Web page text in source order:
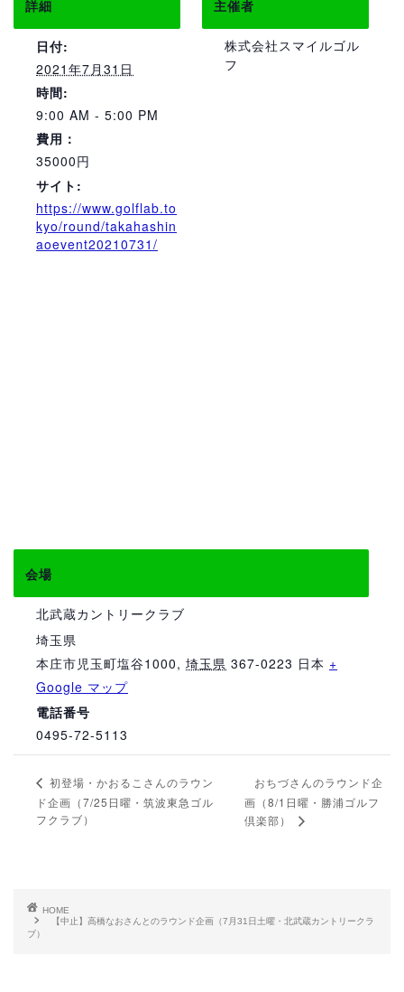
詳細
日付:
2021年7月31日
時間:
9:00 AM - 5:00 PM
費用：
35000円
サイト:
https://www.golflab.to
kyo/round/takahashin
aoevent20210731/
主催者
株式会社スマイルゴル
フ
会場
北武蔵カントリークラブ
埼玉県
本庄市児玉町塩谷1000, 埼玉県 367-0223 日本 +
Google マップ
電話番号
0495-72-5113
初登場・かおるこさんのラウン
ド企画（7/25日曜・筑波東急ゴル
フクラブ）
おちづさんのラウンド企
画（8/1日曜・勝浦ゴルフ
倶楽部）
HOME
【中止】高橋なおさんとのラウンド企画（7月31日土曜・北武蔵カントリークラ
ブ）